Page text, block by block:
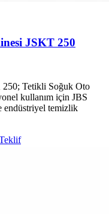
JSKT 250
250; Tetikli Soğuk Oto
kullanım için JBS
endüstriyel temizlik